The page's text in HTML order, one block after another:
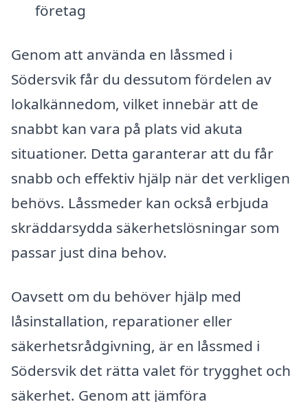
företag
Genom att använda en låssmed i
Södersvik får du dessutom fördelen av
lokalkännedom, vilket innebär att de
snabbt kan vara på plats vid akuta
situationer. Detta garanterar att du får
snabb och effektiv hjälp när det verkligen
behövs. Låssmeder kan också erbjuda
skräddarsydda säkerhetslösningar som
passar just dina behov.
Oavsett om du behöver hjälp med
låsinstallation, reparationer eller
säkerhetsrådgivning, är en låssmed i
Södersvik det rätta valet för trygghet och
säkerhet. Genom att jämföra